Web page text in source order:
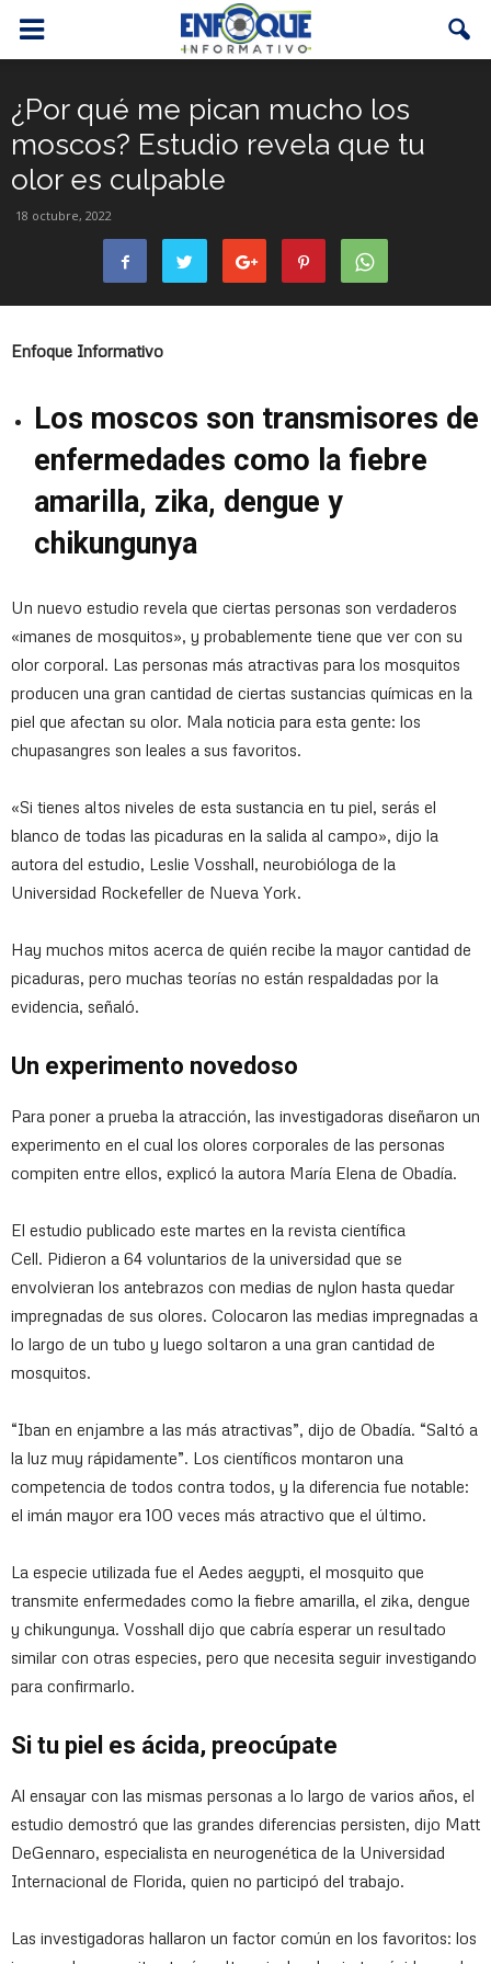
¿Por qué me pican mucho los
moscos? Estudio revela que tu
olor es culpable
18 octubre, 2022
Enfoque Informativo
Los moscos son transmisores de
enfermedades como la fiebre
amarilla, zika, dengue y
chikungunya
Un nuevo estudio revela que ciertas personas son verdaderos
«imanes de mosquitos», y probablemente tiene que ver con su
olor corporal. Las personas más atractivas para los mosquitos
producen una gran cantidad de ciertas sustancias químicas en la
piel que afectan su olor. Mala noticia para esta gente: los
chupasangres son leales a sus favoritos.
«Si tienes altos niveles de esta sustancia en tu piel, serás el
blanco de todas las picaduras en la salida al campo», dijo la
autora del estudio, Leslie Vosshall, neurobióloga de la
Universidad Rockefeller de Nueva York.
Hay muchos mitos acerca de quién recibe la mayor cantidad de
picaduras, pero muchas teorías no están respaldadas por la
evidencia, señaló.
Un experimento novedoso
Para poner a prueba la atracción, las investigadoras diseñaron un
experimento en el cual los olores corporales de las personas
compiten entre ellos, explicó la autora María Elena de Obadía.
El estudio publicado este martes en la revista científica
Cell. Pidieron a 64 voluntarios de la universidad que se
envolvieran los antebrazos con medias de nylon hasta quedar
impregnadas de sus olores. Colocaron las medias impregnadas a
lo largo de un tubo y luego soltaron a una gran cantidad de
mosquitos.
“Iban en enjambre a las más atractivas”, dijo de Obadía. “Saltó a
la luz muy rápidamente”. Los científicos montaron una
competencia de todos contra todos, y la diferencia fue notable:
el imán mayor era 100 veces más atractivo que el último.
La especie utilizada fue el Aedes aegypti, el mosquito que
transmite enfermedades como la fiebre amarilla, el zika, dengue
y chikungunya. Vosshall dijo que cabría esperar un resultado
similar con otras especies, pero que necesita seguir investigando
para confirmarlo.
Si tu piel es ácida, preocúpate
Al ensayar con las mismas personas a lo largo de varios años, el
estudio demostró que las grandes diferencias persisten, dijo Matt
DeGennaro, especialista en neurogenética de la Universidad
Internacional de Florida, quien no participó del trabajo.
Las investigadoras hallaron un factor común en los favoritos: los